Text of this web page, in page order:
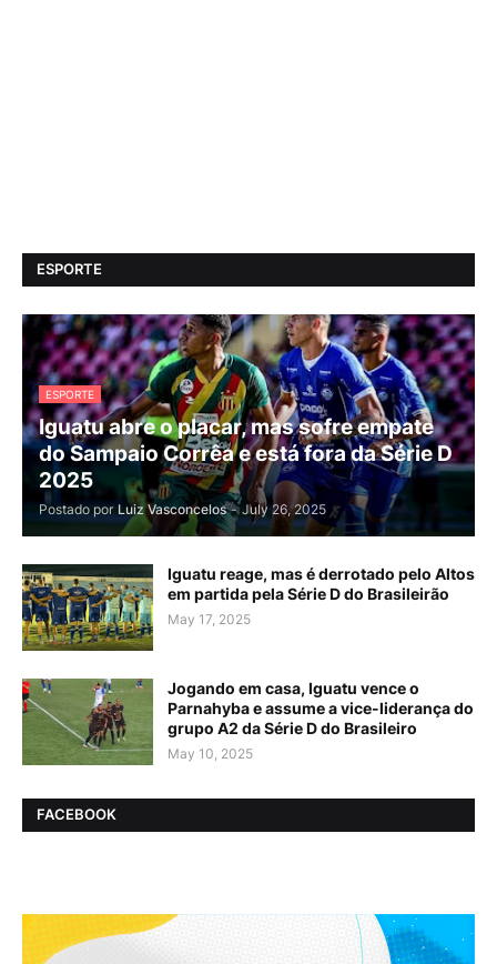
ESPORTE
ESPORTE
Iguatu abre o placar, mas sofre empate
do Sampaio Corrêa e está fora da Série D
2025
Postado por Luiz Vasconcelos - July 26, 2025
Iguatu reage, mas é derrotado pelo Altos
em partida pela Série D do Brasileirão
May 17, 2025
Jogando em casa, Iguatu vence o
Parnahyba e assume a vice-liderança do
grupo A2 da Série D do Brasileiro
May 10, 2025
FACEBOOK